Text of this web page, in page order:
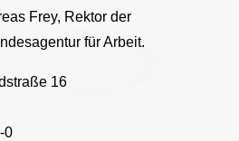
Frey, Rektor der
für Arbeit.
16
0